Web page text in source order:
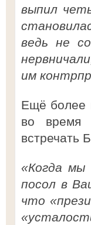
выпил
ведь не
им
Ещё более
во время
встречать
«Когда мы
посол в
что